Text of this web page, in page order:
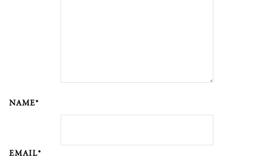
NAME*
EMAIL*